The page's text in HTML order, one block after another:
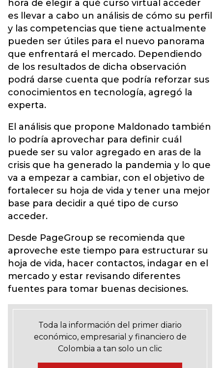
hora de elegir a qué curso virtual acceder
es llevar a cabo un análisis de cómo su perfil
y las competencias que tiene actualmente
pueden ser útiles para el nuevo panorama
que enfrentará el mercado. Dependiendo
de los resultados de dicha observación
podrá darse cuenta que podría reforzar sus
conocimientos en tecnología, agregó la
experta.
El análisis que propone Maldonado también
lo podría aprovechar para definir cuál
puede ser su valor agregado en aras de la
crisis que ha generado la pandemia y lo que
va a empezar a cambiar, con el objetivo de
fortalecer su hoja de vida y tener una mejor
base para decidir a qué tipo de curso
acceder.
Desde PageGroup se recomienda que
aproveche este tiempo para estructurar su
hoja de vida, hacer contactos, indagar en el
mercado y estar revisando diferentes
fuentes para tomar buenas decisiones.
Toda la información del primer diario
económico, empresarial y financiero de
Colombia a tan solo un clic